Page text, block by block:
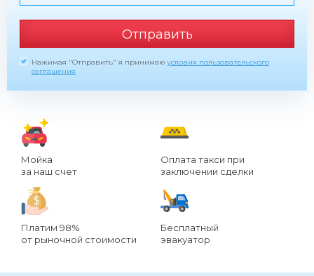
Отправить
Нажимая "Отправить" я принимаю условия пользовательского
соглашения
Мойка
за наш счет
Оплата такси при
заключении сделки
Платим 98%
от рыночной стоимости
Бесплатный
эвакуатор